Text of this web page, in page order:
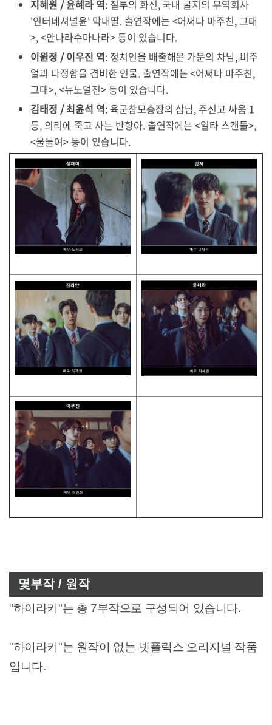
지혜원 / 윤혜라 역: 질투의 화신, 국내 굴지의 무역회사
'인터네셔널윤' 막내딸. 출연작에는 <어쩌다 마주친, 그대
>, <안나라수마나라> 등이 있습니다.
이원정 / 이우진 역: 정치인을 배출해온 가문의 차남, 비주
얼과 다정함을 겸비한 인물. 출연작에는 <어쩌다 마주친,
그대>, <뉴노멀진> 등이 있습니다.
김태정 / 최윤석 역: 육군참모총장의 삼남, 주신고 싸움 1
등, 의리에 죽고 사는 반항아. 출연작에는 <일타 스캔들>,
<물들여> 등이 있습니다.
몇부작 / 원작
"하이라키"는 총 7부작으로 구성되어 있습니다.
"하이라키"는 원작이 없는 넷플릭스 오리지널 작품
입니다.